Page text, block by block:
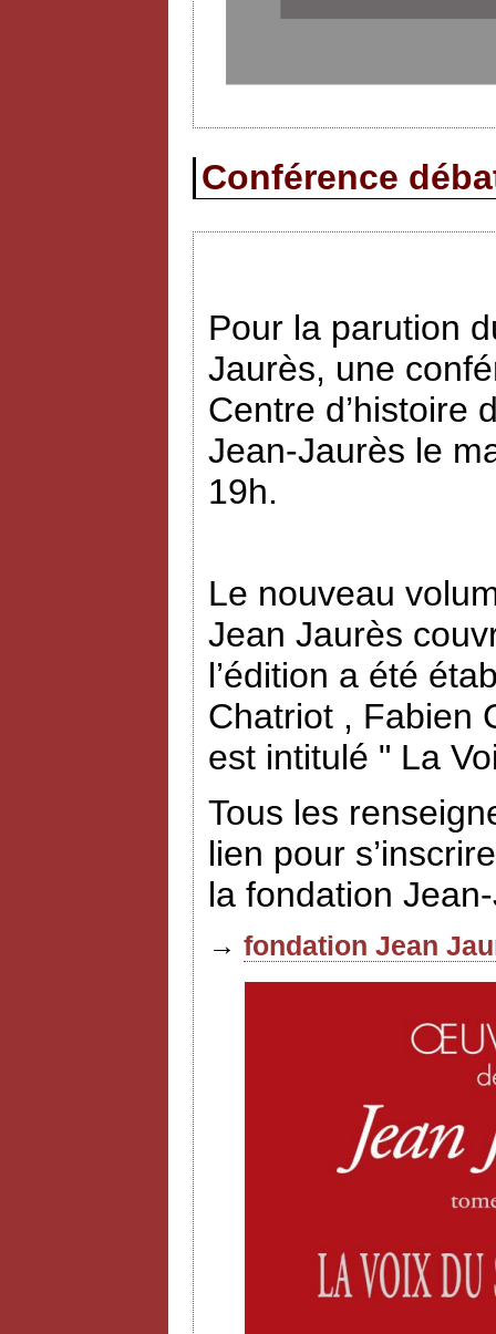
Conférence
Pour la parution
Jaurès, une
Centre d’histoire
Jean-Jaurès le
19h.
Le nouveau
Jean Jaurès
l’édition a été
Chatriot , Fabien
est intitulé " La
Tous les
lien pour
la fondation
→ fondation Jean